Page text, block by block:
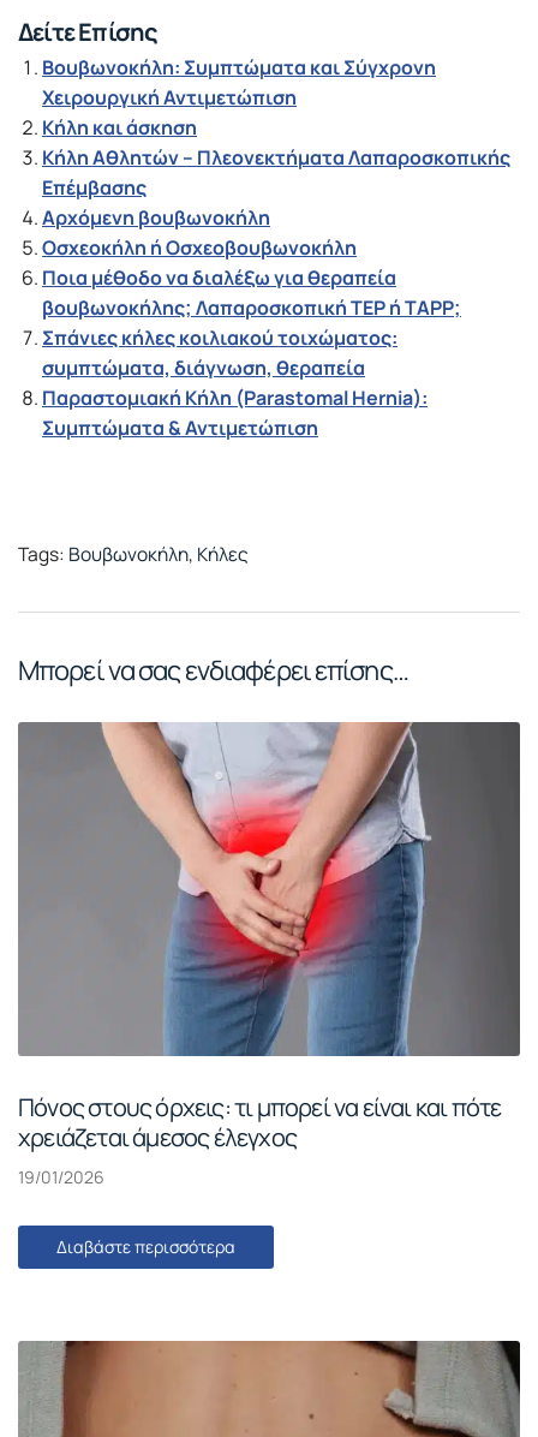
Δείτε Επίσης
Βουβωνοκήλη: Συμπτώματα και Σύγχρονη
Χειρουργική Αντιμετώπιση
Κήλη και άσκηση
Κήλη Αθλητών – Πλεονεκτήματα Λαπαροσκοπικής
Επέμβασης
Αρχόμενη βουβωνοκήλη
Οσχεοκήλη ή Οσχεοβουβωνοκήλη
Ποια μέθοδο να διαλέξω για θεραπεία
βουβωνοκήλης; Λαπαροσκοπική TEP ή TAPP;
Σπάνιες κήλες κοιλιακού τοιχώματος:
συμπτώματα, διάγνωση, θεραπεία
Παραστομιακή Κήλη (Parastomal Hernia):
Συμπτώματα & Αντιμετώπιση
Tags: Βουβωνοκήλη, Κήλες
Μπορεί να σας ενδιαφέρει επίσης…
Πόνος στους όρχεις: τι μπορεί να είναι και πότε
χρειάζεται άμεσος έλεγχος
19/01/2026
Διαβάστε περισσότερα